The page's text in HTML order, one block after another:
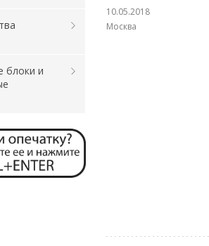
10.05.2018
Москва
блоки и